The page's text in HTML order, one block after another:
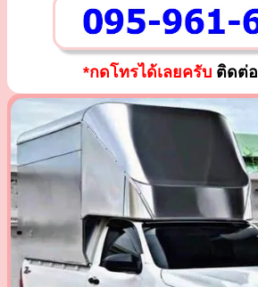
*กดโทรได้เลยครับติดต่อ